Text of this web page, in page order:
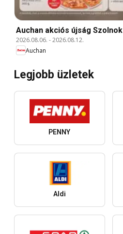
Auchan akciós újság Szolnok
2026.08.06. -2026.08.12.
Auchan
Legjobb üzletek
PENNY
Aldi